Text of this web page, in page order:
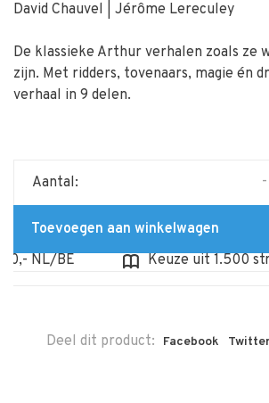
David Chauvel | Jérôme Lereculey
De klassieke Arthur verhalen zoals ze
zijn. Met ridders, tovenaars, magie én
verhaal in 9 delen.
Aantal: -
Toevoegen aan winkelwagen
NL/BE
Keuze uit 1.500 strips
Deel dit product: Facebook